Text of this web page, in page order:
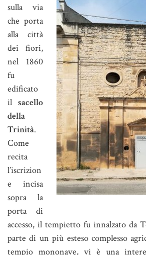
sulla via
che porta
alla città
dei fiori,
nel 1860
fu
edificato
il sacello
della
Trinità.
Come
recita
l’iscrizion
e incisa
sopra la
porta di
accesso, il tempietto fu innalzato da
parte di un più esteso complesso
tempio mononave, vi è una